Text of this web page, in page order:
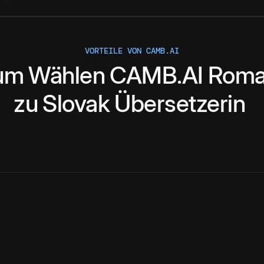
VORTEILE VON CAMB.AI
Wählen CAMB.AI
zu SlovakÜbersetzerin